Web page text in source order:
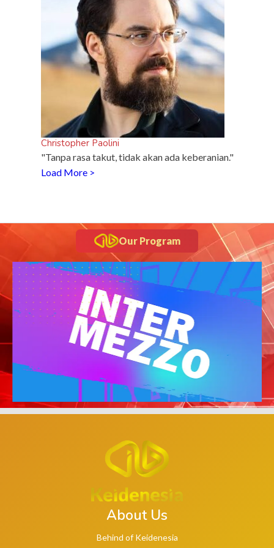
Christopher Paolini
"Tanpa rasa takut, tidak akan ada keberanian."
Load More >
Our Program
About Us
Behind of Keidenesia